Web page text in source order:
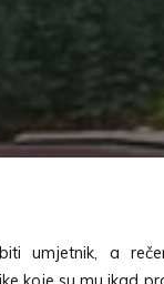
umjetnik, a